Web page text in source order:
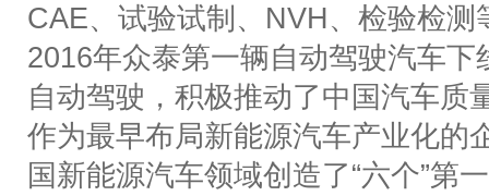
CAE、试验试制、 NVH、检验检测
2016年众泰第一辆自动驾驶汽车
自动驾驶，积极推动了中国汽车质
作为最早布局新能源汽车产业化的
国新能源汽车领域创造了“六个”第